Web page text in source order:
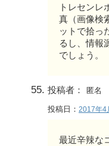
トレセンレ
真（画像検
ットで拾っ
るし、情報
でしょう。
投稿者： 匿名
投稿日： 2017年4
最近辛辣な